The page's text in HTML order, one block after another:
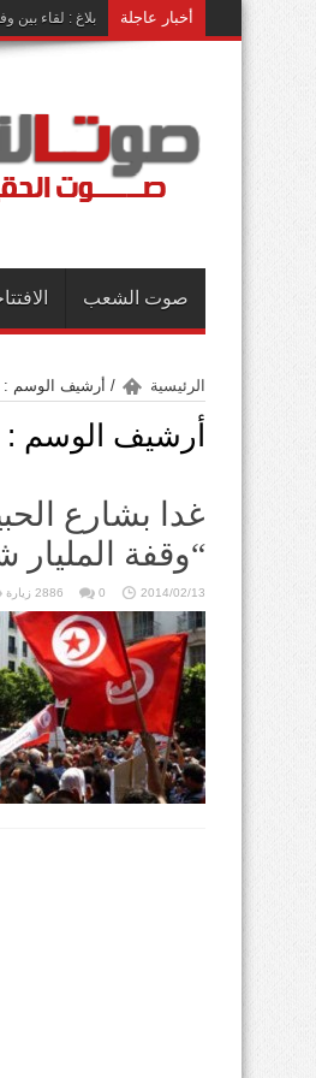
أخبار عاجلة بلاغ : لقاء
صوت الشعب
الرئيسية / أرشيف الوسم :
أرشيف الوسم :
غدا بشارع
“وقفة
2014/02/13
0 2886 زيارة